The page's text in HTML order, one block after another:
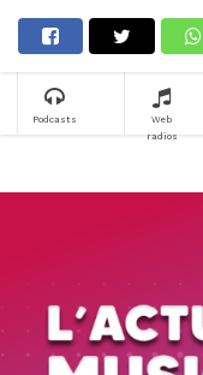
Podcasts
Web
radios